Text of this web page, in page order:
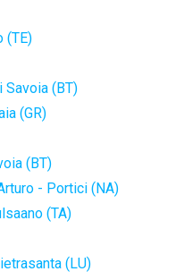
(TE)
Savoia (BT)
(GR)
(BT)
- Portici (NA)
(TA)
(LU)